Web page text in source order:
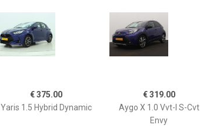
€ 375.00
Yaris 1.5 Hybrid Dynamic
€ 319.00
Aygo X 1.0 Vvt-I S-Cvt
Envy